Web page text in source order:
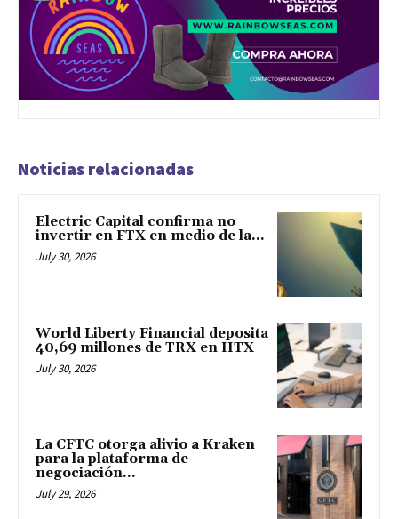
Noticias relacionadas
Electric Capital confirma no
invertir en FTX en medio de la...
July 30, 2026
World Liberty Financial deposita
40,69 millones de TRX en HTX
July 30, 2026
La CFTC otorga alivio a Kraken
para la plataforma de
negociación...
July 29, 2026